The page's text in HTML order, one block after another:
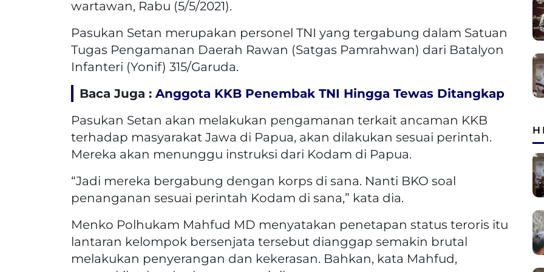
wartawan, Rabu (5/5/2021).
Pasukan Setan merupakan personel TNI yang tergabung dalam Satuan
Tugas Pengamanan Daerah Rawan (Satgas Pamrahwan) dari Batalyon
Infanteri (Yonif) 315/Garuda.
Baca Juga : Anggota KKB Penembak TNI Hingga Tewas Ditangkap
Pasukan Setan akan melakukan pengamanan terkait ancaman KKB
terhadap masyarakat Jawa di Papua, akan dilakukan sesuai perintah.
Mereka akan menunggu instruksi dari Kodam di Papua.
“Jadi mereka bergabung dengan korps di sana. Nanti BKO soal
penanganan sesuai perintah Kodam di sana,” kata dia.
Menko Polhukam Mahfud MD menyatakan penetapan status teroris itu
lantaran kelompok bersenjata tersebut dianggap semakin brutal
melakukan penyerangan dan kekerasan. Bahkan, kata Mahfud,